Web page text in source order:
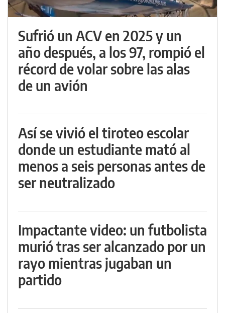
Sufrió un ACV en 2025 y un
año después, a los 97, rompió el
récord de volar sobre las alas
de un avión
Así se vivió el tiroteo escolar
donde un estudiante mató al
menos a seis personas antes de
ser neutralizado
Impactante video: un futbolista
murió tras ser alcanzado por un
rayo mientras jugaban un
partido